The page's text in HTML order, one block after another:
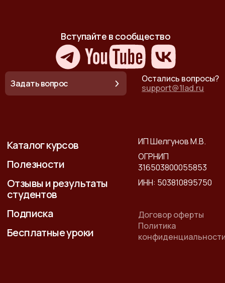
Вступайте в сообщество
Остались вопросы?
support@1lad.ru
Задать вопрос
Каталог курсов
Полезности
Отзывы и результаты
студентов
Подписка
Бесплатные уроки
ИП Шелгунов М.В.
ОГРНИП
316503800055853
ИНН: 503810895750
Договор оферты
Политика